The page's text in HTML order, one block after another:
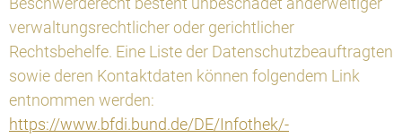
verwaltungsrechtlicher oder gerichtlicher
Rechtsbehelfe. Eine Liste der Datenschutzbeauftragten
sowie deren Kontaktdaten können folgendem Link
entnommen werden:
https://www.bfdi.bund.de/DE/Infothek/­